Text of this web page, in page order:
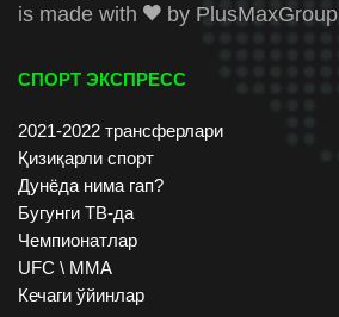
is made with
by PlusMaxGroup
СПОРТ ЭКСПРЕСС
2021-2022 трансферлари
Қизиқарли спорт
Дунёда нима гап?
Бугунги ТВ-да
Чемпионатлар
UFC \ ММА
Кечаги ўйинлар